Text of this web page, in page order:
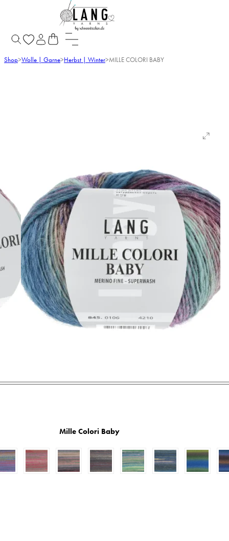
Shop>Wolle | Garne>Herbst | Winter>MILLE COLORI BABY
Mille Colori Baby